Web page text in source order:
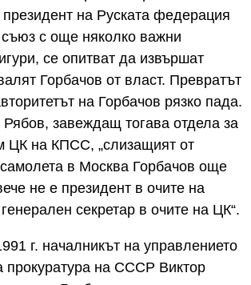
на Руската федерация
с още няколко важни
се опитват да извършат
Горбачов от власт. Превратът
на Горбачов рязко пада.
завеждащ тогава отдела за
ЦК на КПСС, „слизащият от
в Москва Горбачов още
не е президент в очите на
секретар в очите на ЦК“.
г. началникът на управлението
прокуратура на СССР Виктор